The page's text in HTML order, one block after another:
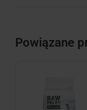
Powiązane